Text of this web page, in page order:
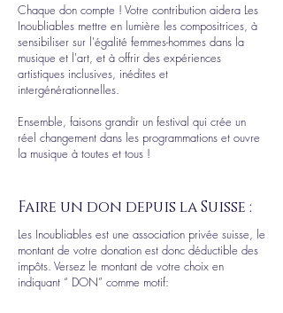
Chaque don compte ! Votre contribution aidera Les
Inoubliables mettre en lumière les compositrices, à
sensibiliser sur l'égalité femmes-hommes dans la
musique et l'art, et à offrir des expériences
artistiques inclusives, inédites et
intergénérationnelles.
Ensemble, faisons grandir un festival qui crée un
réel changement dans les programmations et ouvre
la musique à toutes et tous !
Faire un don depuis la Suisse :
Les Inoubliables est une association privée suisse, le
montant de votre donation est donc déductible des
impôts. Versez le montant de votre choix en
indiquant “ DON” comme motif: